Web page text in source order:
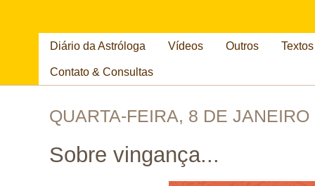
Diário da Astróloga Vídeos Outros
Contato & Consultas
QUARTA-FEIRA, 8 DE
Sobre vingança...